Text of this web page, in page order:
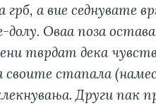
а вие седнувате
Оваа поза
тврдат дека
своите стапала
Други пак